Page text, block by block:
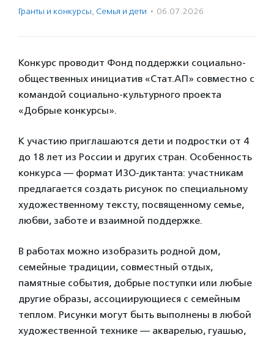
Гранты и конкурсы, Семья и дети · 06.07.2026
Конкурс проводит Фонд поддержки социально-
общественных инициатив «Стат.АП» совместно с
командой социально-культурного проекта
«Добрые конкурсы».
К участию приглашаются дети и подростки от 4
до 18 лет из России и других стран. Особенность
конкурса — формат ИЗО-диктанта: участникам
предлагается создать рисунок по специальному
художественному тексту, посвященному семье,
любви, заботе и взаимной поддержке.
В работах можно изобразить родной дом,
семейные традиции, совместный отдых,
памятные события, добрые поступки или любые
другие образы, ассоциирующиеся с семейным
теплом. Рисунки могут быть выполнены в любой
художественной технике — акварелью, гуашью,